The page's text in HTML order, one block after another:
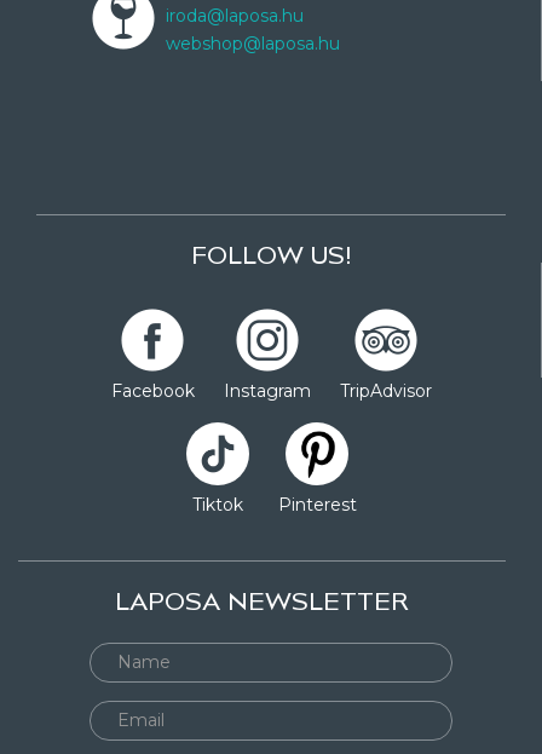
iroda@laposa.hu
webshop@laposa.hu
FOLLOW US!
Facebook Instagram TripAdvisor
Tiktok Pinterest
LAPOSA NEWSLETTER